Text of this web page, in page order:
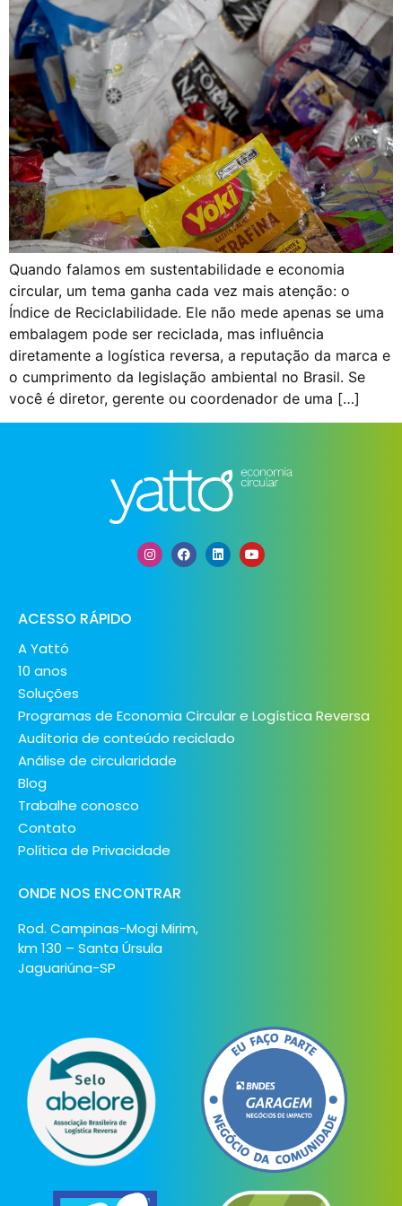
Quando falamos em sustentabilidade e economia
circular, um tema ganha cada vez mais atenção: o
Índice de Reciclabilidade. Ele não mede apenas se uma
embalagem pode ser reciclada, mas influência
diretamente a logística reversa, a reputação da marca e
o cumprimento da legislação ambiental no Brasil. Se
você é diretor, gerente ou coordenador de uma […]
ACESSO RÁPIDO
A Yattó
10 anos
Soluções
Programas de Economia Circular e Logística Reversa
Auditoria de conteúdo reciclado
Análise de circularidade
Blog
Trabalhe conosco
Contato
Política de Privacidade
ONDE NOS ENCONTRAR
Rod. Campinas-Mogi Mirim,
km 130 – Santa Úrsula
Jaguariúna-SP